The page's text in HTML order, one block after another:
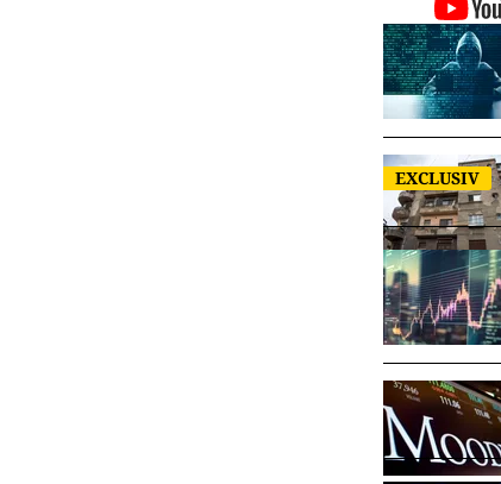
EXCLUSIV